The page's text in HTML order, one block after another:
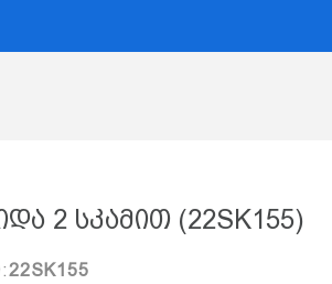
2 Სკამით (22SK155)
22SK155